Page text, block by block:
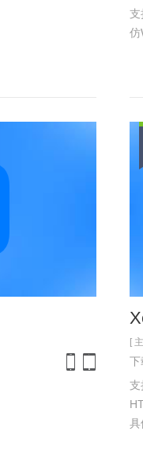
支
仿
[
下
支
具